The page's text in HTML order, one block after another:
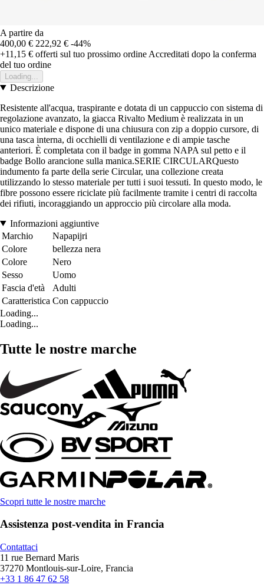
A partire da
400,00 € 222,92 € -44%
+11,15 € offerti sul tuo prossimo ordine Accreditati dopo la conferma
del tuo ordine
Loading...
Descrizione
Resistente all'acqua, traspirante e dotata di un cappuccio con sistema di
regolazione avanzato, la giacca Rivalto Medium è realizzata in un
unico materiale e dispone di una chiusura con zip a doppio cursore, di
una tasca interna, di occhielli di ventilazione e di ampie tasche
anteriori. È completata con il badge in gomma NAPA sul petto e il
badge Bollo arancione sulla manica.SERIE CIRCULARQuesto
indumento fa parte della serie Circular, una collezione creata
utilizzando lo stesso materiale per tutti i suoi tessuti. In questo modo, le
fibre possono essere riciclate più facilmente tramite i centri di raccolta
dei rifiuti, incoraggiando un approccio più circolare alla moda.
Informazioni aggiuntive
Marchio
Napapijri
Colore
bellezza nera
Colore
Nero
Sesso
Uomo
Fascia d'età
Adulti
Caratteristica Con cappuccio
Loading...
Loading...
Tutte le nostre marche
Scopri tutte le nostre marche
Assistenza post-vendita in Francia
Contattaci
11 rue Bernard Maris
37270 Montlouis-sur-Loire, Francia
+33 1 86 47 62 58